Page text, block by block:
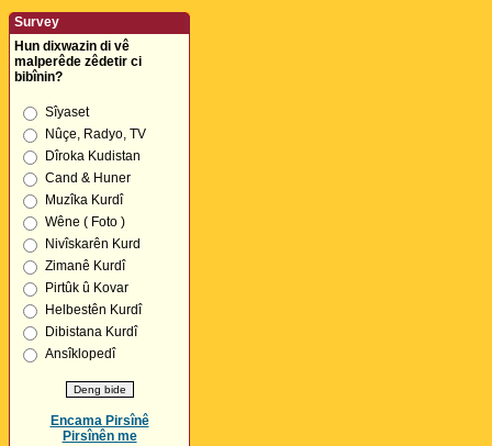
Survey
Hun dixwazin di vê
malperêde zêdetir ci
bibînin?
Sîyaset
Nûçe, Radyo, TV
Dîroka Kudistan
Cand & Huner
Muzîka Kurdî
Wêne ( Foto )
Nivîskarên Kurd
Zimanê Kurdî
Pirtûk û Kovar
Helbestên Kurdî
Dibistana Kurdî
Ansîklopedî
Encama Pirsînê
Pirsînên me